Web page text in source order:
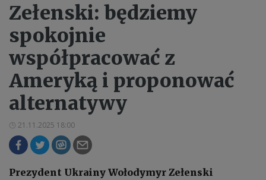
Zełenski: będziemy
spokojnie
współpracować z
Ameryką i proponować
alternatywy
21.11.2025 18:00
Prezydent Ukrainy Wołodymyr Zełenski